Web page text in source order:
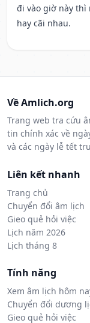
đi vào giờ này thì
hay cãi nhau.
Về Amlich.org
Trang web tra cứu
tin chính xác về
và các ngày lễ tết
Liên kết nhanh
Trang chủ
Chuyển đổi âm lịch
Gieo quẻ hỏi việc
Lịch năm 2026
Lịch tháng 8
Tính năng
Xem âm lịch hôm
Chuyển đổi dương
Gieo quẻ hỏi việc